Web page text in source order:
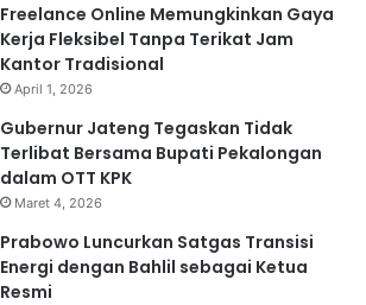
Freelance Online Memungkinkan Gaya
Kerja Fleksibel Tanpa Terikat Jam
Kantor Tradisional
April 1, 2026
Gubernur Jateng Tegaskan Tidak
Terlibat Bersama Bupati Pekalongan
dalam OTT KPK
Maret 4, 2026
Prabowo Luncurkan Satgas Transisi
Energi dengan Bahlil sebagai Ketua
Resmi